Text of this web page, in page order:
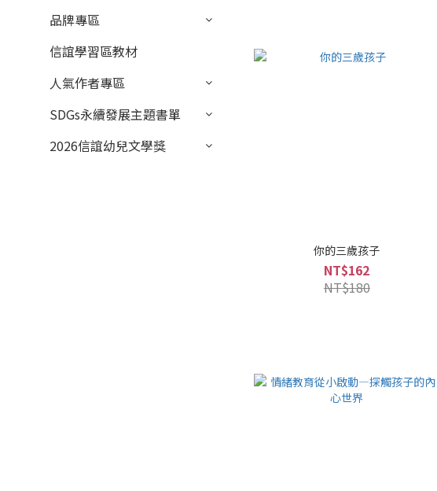
品牌專區
信誼學習區教材
人氣作者專區
SDGs永續發展主題書單
2026信誼幼兒文學獎
你的三歲孩子
NT$162
NT$180